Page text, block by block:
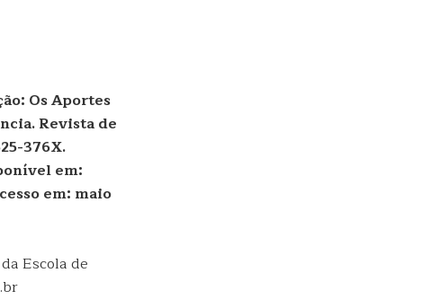
Os Aportes
Revista de
376X.
em:
em: maio
Escola de